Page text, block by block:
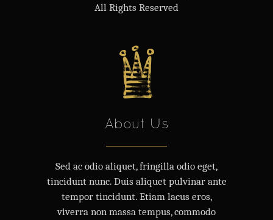
All Rights Reserved
About Us
Sed ac odio aliquet, fringilla odio eget,
tincidunt nunc. Duis aliquet pulvinar ante
tempor tincidunt. Etiam lacus eros,
viverra non massa tempus, commodo